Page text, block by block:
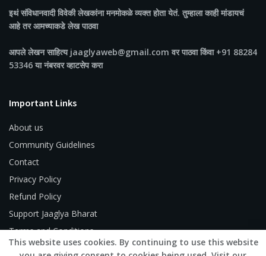
इथं संविधानवादी विवेकी लेखकांना मनमोकळे व्यक्त होता येतं. तुम्हाला काही मांडायचं
आहे तर आमच्याकडे लेख पाठवा
आपले लेखन साहित्य jaaglyaweb@gmail.com वर पाठवा किंवा +91 88284
53346 या नंबरवर व्हाटसेप करा
Important Links
About us
Community Guidelines
Contact
Privacy Policy
Refund Policy
Support Jaaglya Bharat
Terms and Conditions
This website uses cookies. By continuing to use this website